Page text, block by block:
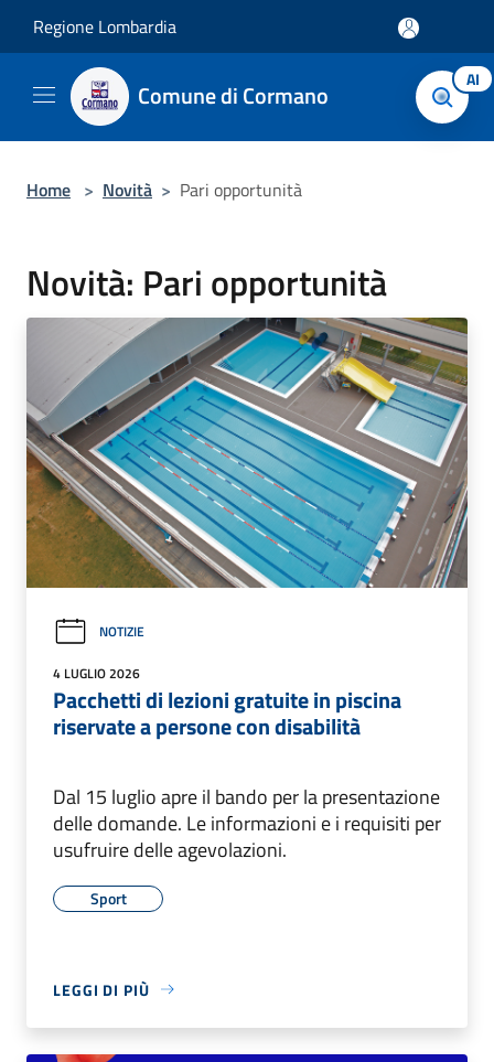
Regione Lombardia
Comune di Cormano AI
Home > Novità > Pari opportunità
Novità: Pari opportunità
NOTIZIE
4 LUGLIO 2026
Pacchetti di lezioni gratuite in piscina
riservate a persone con disabilità
Dal 15 luglio apre il bando per la presentazione
delle domande. Le informazioni e i requisiti per
usufruire delle agevolazioni.
Sport
LEGGI DI PIÙ